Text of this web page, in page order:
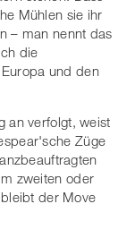
Mühlen sie ihr
– man nennt das
die
und den
an verfolgt, weist
Züge
zweiten oder
der Move